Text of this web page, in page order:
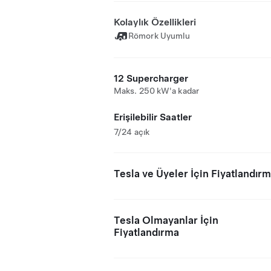
Kolaylık Özellikleri
Römork Uyumlu
12 Supercharger
Maks. 250 kW'a kadar
Erişilebilir Saatler
7/24 açık
Tesla ve Üyeler İçin
Tesla Olmayanlar İçin
Fiyatlandırma